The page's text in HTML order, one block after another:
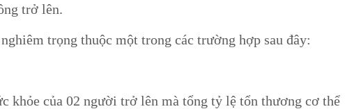
trở lên.
trọng thuộc một trong các trường hợp sau đây:
khỏe của 02 người trở lên mà tổng tỷ lệ tổn thương cơ thể